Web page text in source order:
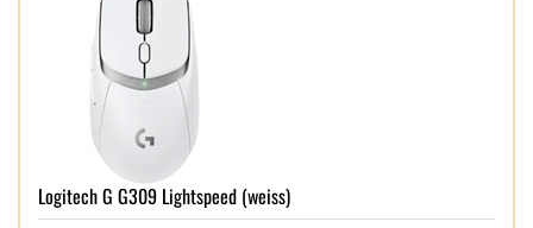
Logitech G G309 Lightspeed (weiss)